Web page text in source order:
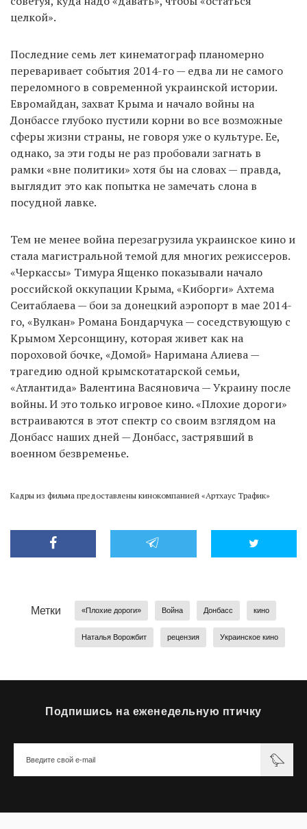
целкой».
Последние семь лет кинематограф планомерно
переваривает события 2014-го — едва ли не самого
переломного в современной украинской истории.
Евромайдан, захват Крыма и начало войны на
Донбассе глубоко пустили корни во все возможные
сферы жизни страны, не говоря уже о культуре. Ее,
однако, за эти годы не раз пробовали загнать в
рамки «вне политики» хотя бы на словах — правда,
выглядит это как попытка не замечать слона в
посудной лавке.
Тем не менее война перезагрузила украинское кино и
стала магистральной темой для многих режиссеров.
«Черкассы» Тимура Ященко показывали начало
российской оккупации Крыма, «Киборги» Ахтема
Сеитаблаева — бои за донецкий аэропорт в мае 2014-
го, «Вулкан» Романа Бондарчука — соседствующую с
Крымом Херсонщину, которая живет как на
пороховой бочке, «Домой» Наримана Алиева —
трагедию одной крымскотатарской семьи,
«Атлантида» Валентина Васяновича — Украину после
войны. И это только игровое кино. «Плохие дороги»
встраиваются в этот спектр со своим взглядом на
Донбасс наших дней — Донбасс, застрявший в
военном безвременье.
Кадры из фильма предоставлены кинокомпанией «Артхаус Трафик»
Метки «Плохие дороги» Война Донбасс кино
Наталья Ворожбит рецензия Украинское кино
Подпишись на еженедельную птичку